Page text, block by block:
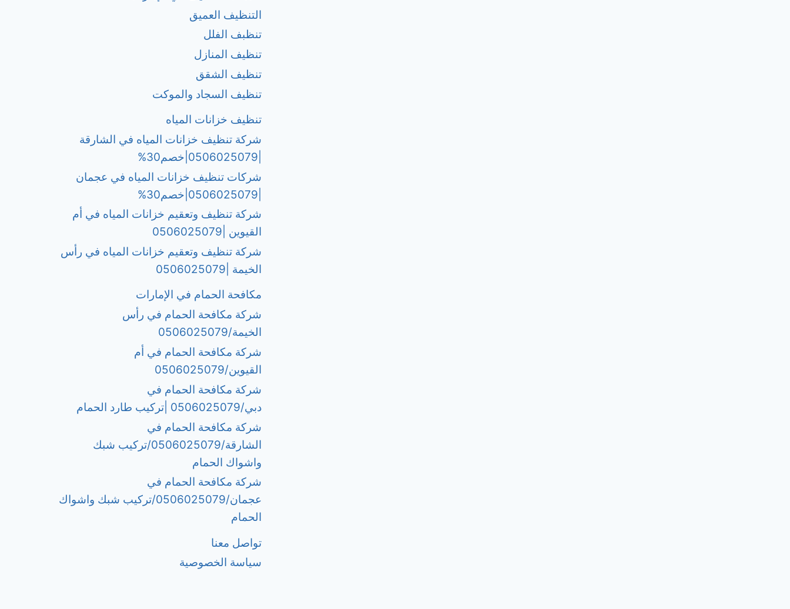
التنظيف العميق
تنظبف الفلل
تنظيف المنازل
تنظيف الشقق
تنظيف السجاد والموكت
تنظيف خزانات المياه
شركة تنظيف خزانات المياه في الشارقة
شركات تنظيف خزانات المياه في عجمان
شركة تنظيف وتعقيم خزانات المياه في أم
القيوين |0506025079
شركة تنظيف وتعقيم خزانات المياه في رأس
الخيمة |0506025079
مكافحة الحمام في الإمارات
شركة مكافحة الحمام في رأس
الخيمة/0506025079
شركة مكافحة الحمام في أم
القيوين/0506025079
شركة مكافحة الحمام في
دبي/0506025079 |تركيب طارد الحمام
شركة مكافحة الحمام في
الشارقة/0506025079/تركيب شبك
واشواك الحمام
شركة مكافحة الحمام في
عجمان/0506025079/تركيب شبك واشواك
الحمام
تواصل معنا
سياسة الخصوصية